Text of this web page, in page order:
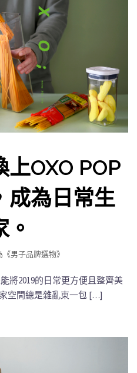
OXO POP
成為日常生
《男子品牌選物》
將2019的日常更方便且整齊美
空間總是雜亂東一包 […]